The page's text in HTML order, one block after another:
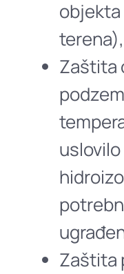
terena),
Zaštita
Zaštita